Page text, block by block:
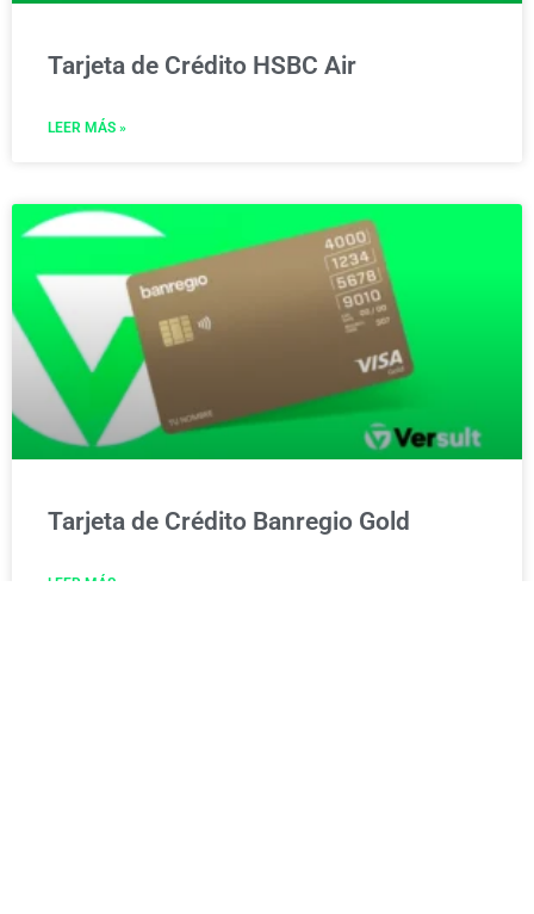
Tarjeta de Crédito HSBC Air
LEER MÁS »
Tarjeta de Crédito Banregio Gold
LEER MÁS »